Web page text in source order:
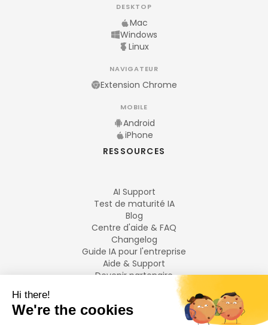
DESKTOP
Mac
Windows
Linux
NAVIGATEUR
Extension Chrome
MOBILE
Android
iPhone
RESSOURCES
AI Support
Test de maturité IA
Blog
Centre d'aide & FAQ
Changelog
Guide IA pour l'entreprise
Aide & Support
Devenir partenaire
LANGUES